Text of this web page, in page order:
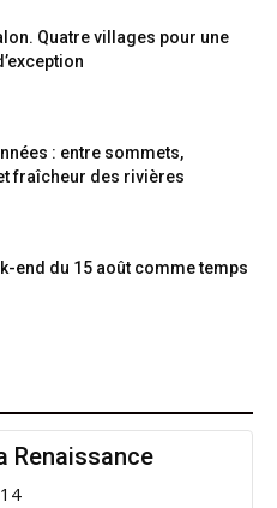
Quatre villages pour une
: entre sommets,
fraîcheur des rivières
end du 15 août comme temps
Renaissance